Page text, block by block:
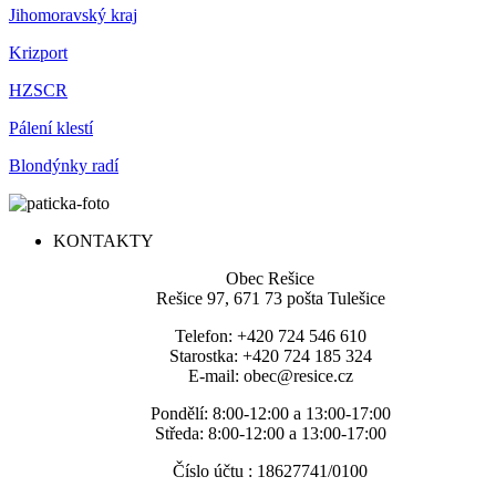
Jihomoravský kraj
Krizport
HZSCR
Pálení klestí
Blondýnky radí
KONTAKTY
Obec Rešice
Rešice 97, 671 73 pošta Tulešice
Telefon: +420 724 546 610
Starostka: +420 724 185 324
E-mail: obec@resice.cz
Pondělí: 8:00-12:00 a 13:00-17:00
Středa: 8:00-12:00 a 13:00-17:00
Číslo účtu : 18627741/0100